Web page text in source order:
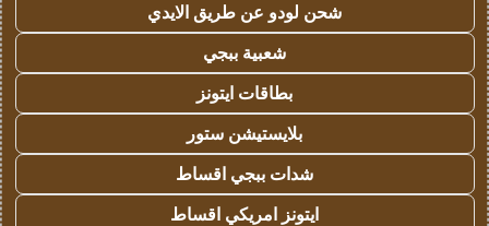
شحن لودو عن طريق الايدي
شعبية ببجي
بطاقات ايتونز
بلايستيشن ستور
شدات ببجي اقساط
ايتونز امريكي اقساط